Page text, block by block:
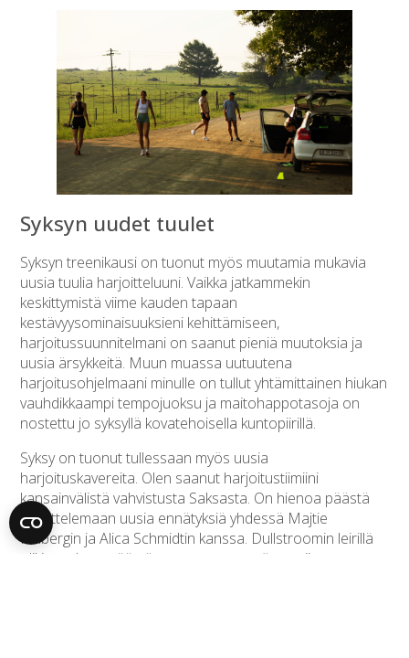
Syksyn uudet tuulet
Syksyn treenikausi on tuonut myös muutamia mukavia
uusia tuulia harjoitteluuni. Vaikka jatkammekin
keskittymistä viime kauden tapaan
kestävyysominaisuuksieni kehittämiseen,
harjoitussuunnitelmani on saanut pieniä muutoksia ja
uusia ärsykkeitä. Muun muassa uutuutena
harjoitusohjelmaani minulle on tullut yhtämittainen hiukan
vauhdikkaampi tempojuoksu ja maitohappotasoja on
nostettu jo syksyllä kovatehoisella kuntopiirillä.
Syksy on tuonut tullessaan myös uusia
harjoituskavereita. Olen saanut harjoitustiimiini
kansainvälistä vahvistusta Saksasta. On hienoa päästä
tavoittelemaan uusia ennätyksiä yhdessä Majtie
Kolbergin ja Alica Schmidtin kanssa. Dullstroomin leirillä
olikin mukava päästä tutustumaan myös uusiin